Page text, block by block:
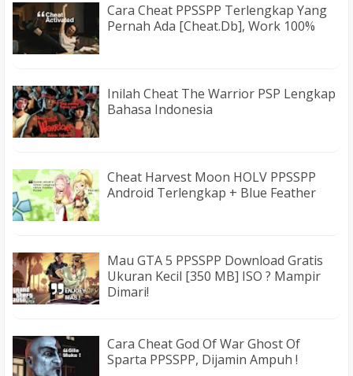
Cara Cheat PPSSPP Terlengkap Yang
Pernah Ada [Cheat.db], Work 100%
Inilah Cheat The Warrior PSP Lengkap
Bahasa Indonesia
Cheat Harvest Moon HOLV PPSSPP
Android Terlengkap + Blue Feather
Mau GTA 5 PPSSPP Download Gratis
Ukuran Kecil [350 MB] ISO ? Mampir
Dimari!
Cara Cheat God Of War Ghost Of
Sparta PPSSPP, Dijamin Ampuh !